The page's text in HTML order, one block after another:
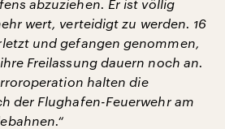
abzuziehen. Er ist völlig
wert, verteidigt zu werden. 16
und gefangen genommen,
Freilassung dauern noch an.
halten die
der Flughafen-Feuerwehr am